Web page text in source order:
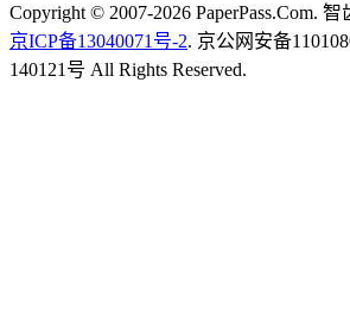
Copyright © 2007-2026 PaperPass.Com. 智
京ICP备13040071号-2. 京公网安备
140121号 All Rights Reserved.